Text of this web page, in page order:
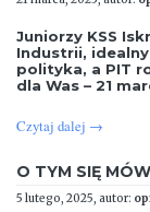
Juniorzy KSS
Industrii,
polityka, a PIT
dla Was – 21
Czytaj dalej →
O TYM SIĘ
5 lutego, 2025, autor: